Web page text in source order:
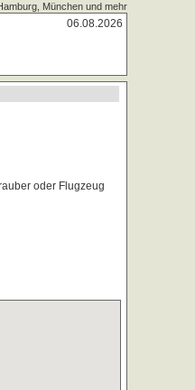
München und mehr
06.08.2026
oder Flugzeug